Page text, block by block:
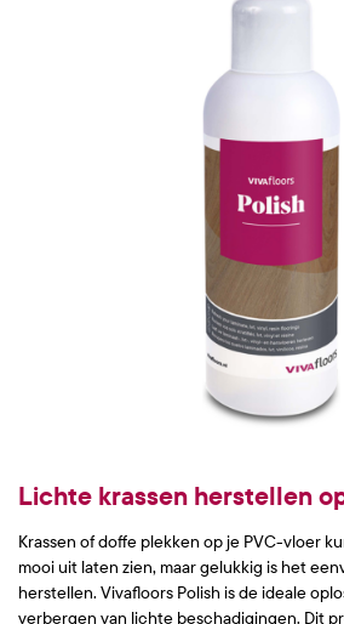
Lichte krassen herstellen
Krassen of doffe plekken op je PVC-vloer
mooi uit laten zien, maar gelukkig is het
herstellen. Vivafloors Polish is de ideale
verbergen van lichte beschadigingen. Dit